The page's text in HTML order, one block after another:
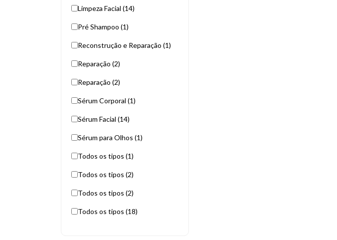
Limpeza Facial (14)
Pré Shampoo (1)
Reconstrução e Reparação (1)
Reparação (2)
Reparação (2)
Sérum Corporal (1)
Sérum Facial (14)
Sérum para Olhos (1)
Todos os tipos (1)
Todos os tipos (2)
Todos os tipos (2)
Todos os tipos (18)